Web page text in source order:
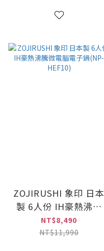
ZOJIRUSHI 象印 日本
製 6人份 IH豪熱沸騰
微電腦電子鍋(NP-
HEF10)
NT$8,490
NT$11,990